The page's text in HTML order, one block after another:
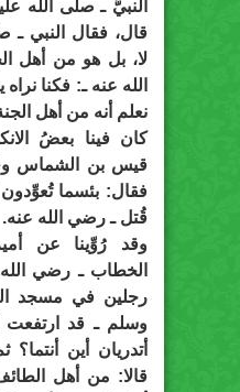
النبيَّ ـ صلى الله
قال، فقال النبي ـ
لا، بل هو من أهل
الله عنه ـ: فكنا
نعلم أنه من أهل
كان فينا بعضُ
قيس بن الشماس
فقال: بئسما تُعوِّدون
قُتل ـ رضي الله عنه.
وقد رُوِّينا عن
الخطاب ـ رضي
رجلين في مسجد
وسلم ـ قد ارتفعت
أتدريان أين
قالا: من أهل